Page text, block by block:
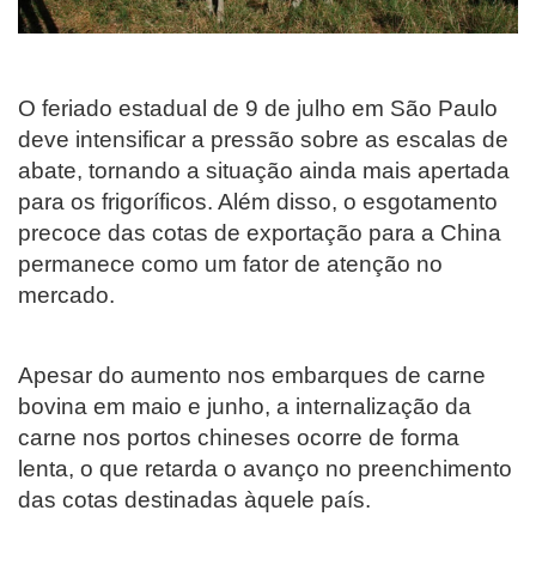
O feriado estadual de 9 de julho em São Paulo
deve intensificar a pressão sobre as escalas de
abate, tornando a situação ainda mais apertada
para os frigoríficos. Além disso, o esgotamento
precoce das cotas de exportação para a China
permanece como um fator de atenção no
mercado.
Apesar do aumento nos embarques de carne
bovina em maio e junho, a internalização da
carne nos portos chineses ocorre de forma
lenta, o que retarda o avanço no preenchimento
das cotas destinadas àquele país.